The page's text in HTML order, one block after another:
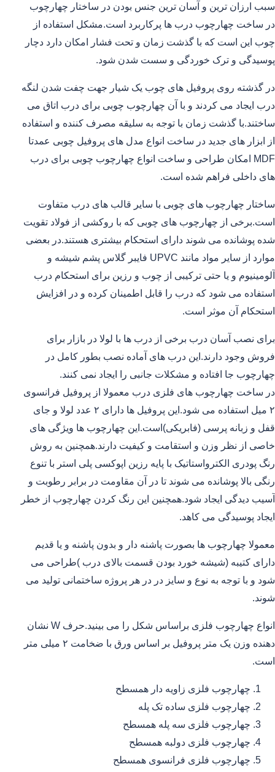
سبب ارزان ترین و آسان ترین جنس بودن در ساختار چهارچوب
در ساخت چهارچوب درب ها پرکاربرد است.مشکل استفاده از
چوب این است که با گذشت زمان و تحت فشار امکان دارد دچار
پوسیدگی و ترک خوردگی و سست شدن شود.
در گذشته روی پروفیل های چوب یک شیار جهت چفت شدن لنگه
درب ایجاد می کردند و با آن چهارچوب چوبی برای درب اتاق می
ساختند.با گذشت زمان با توجه به سلیقه مصرف کننده و استفاده
از ابزار های جدید در ساخت انواع مدل های پروفیل چوبی عمدتا
MDF امکان طراحی و ساخت انواع چهارچوب چوبی برای درب
های داخلی فراهم شده است.
ساختار چهارچوب های چوبی با سایر قالب های درب متفاوت
است.برخی از چهارچوب های چوبی که با روکشی از فولاد تقویت
شده پوشانده می شوند دارای استحکام بیشتری هستند.در بعضی
موارد از سایر مواد مانند UPVC فایبر گلاس پشم شیشه و
آلومینیوم و یا حتی ترکیبی از چوب و رزین برای استحکام درب
استفاده می شود که درب را قابل اطمینان کرده و در افزایش
استحکام آن موثر است.
برای نصب آسان درب برخی از درب ها با لولا در بازار برای
فروش وجود دارند.این درب های آماده نصب بطور کامل در
چهارچوب جا افتاده و مشکلات جانبی را ایجاد نمی کنند.
در ساخت چهارچوب های فلزی درب معمولا از پروفیل فرانسوی
۲ میل استفاده می شود.این پروفیل ها دارای ۲ عدد لولا و جای
قفل و زبانه پرسی (فابریکی)است.این چهارچوب ها ویژگی های
خاصی از نظر وزن و استقامت و کیفیت دارند.همچنین به روش
رنگ پودری الکترواستاتیک با پایه رزین اپوکسی پلی استر با تنوع
رنگی بالا پوشانده می شوند تا در آن مقاومت در برابر رطوبت و
آسیب دیدگی ایجاد شود.همچنین این رنگ کردن چهارچوب از خطر
ایجاد پوسیدگی می کاهد.
معمولا چهارچوب ها بصورت پاشنه دار و بدون پاشنه و یا قدیم
دارای کتیبه (شیشه خورد بودن قسمت بالای درب )طراحی می
شود و با توجه به نوع و سایز در در هر پروژه ساختمانی تولید می
شوند.
انواع چهارچوب فلزی براساس شکل را می بینید.حرف W نشان
دهنده وزن یک متر پروفیل بر اساس ورق با ضخامت ۲ میلی متر
است.
چهارچوب فلزی زاویه دار همسطح
چهارچوب فلزی ساده تک پله
چهارچوب فلزی سه پله همسطح
چهارچوب فلزی دولبه همسطح
چهارچوب فلزی فرانسوی همسطح